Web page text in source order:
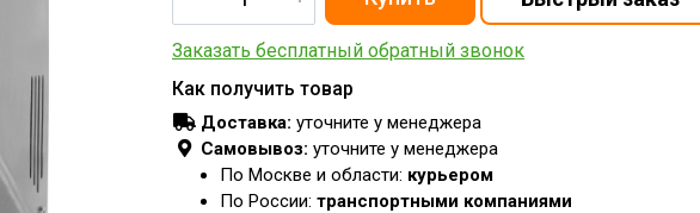
Заказать бесплатный обратный звонок
Как получить товар
Доставка: уточните у менеджера
Самовывоз: уточните у менеджера
По Москве и области: курьером
По России: транспортными компаниями